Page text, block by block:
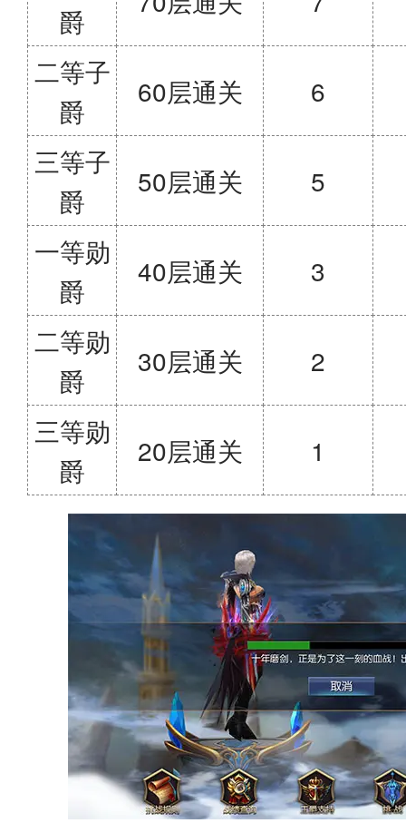
爵
二等子
爵
60层通关
6
三等子
爵
50层通关
5
一等勋
爵
40层通关
3
二等勋
爵
30层通关
2
三等勋
爵
20层通关 1